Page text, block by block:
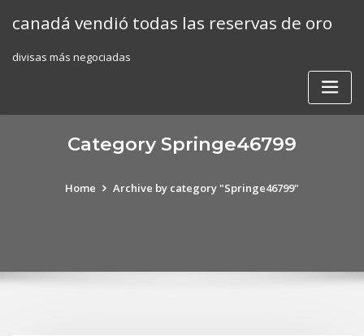
canadá vendió todas las reservas de oro
divisas más negociadas
Category Springe46799
Home Archive by category "Springe46799"